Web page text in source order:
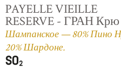
PAYELLE VIEILLE
RESERVE - ГРАН Крю
Шампанское — 80% Пино
20% Шардоне.